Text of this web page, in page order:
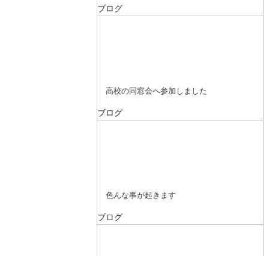
ブログ
高校の同窓会へ参加しました
ブログ
色んな事が起きます
ブログ